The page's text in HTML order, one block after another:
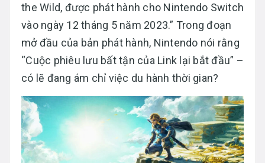
the Wild, được phát hành cho Nintendo Switch
vào ngày 12 tháng 5 năm 2023.” Trong đoạn
mở đầu của bản phát hành, Nintendo nói rằng
“Cuộc phiêu lưu bất tận của Link lại bắt đầu” –
có lẽ đang ám chỉ việc du hành thời gian?